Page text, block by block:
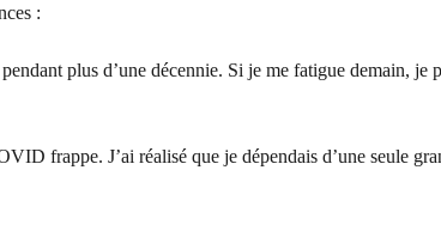
:
plus d’une décennie. Si je me fatigue demain, je
frappe. J’ai réalisé que je dépendais d’une seule